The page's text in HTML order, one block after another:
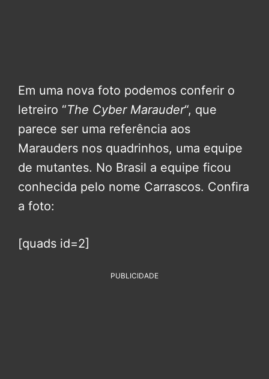
Em uma nova foto podemos conferir o
letreiro “The Cyber Marauder“, que
parece ser uma referência aos
Marauders nos quadrinhos, uma equipe
de mutantes. No Brasil a equipe ficou
conhecida pelo nome Carrascos. Confira
a foto:
[quads id=2]
PUBLICIDADE